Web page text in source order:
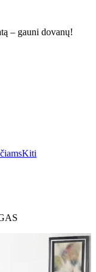
– gauni dovanų!
Kiti